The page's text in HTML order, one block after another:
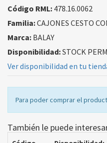
Código RML: 478.16.0062
Familia:CAJONES CESTO
Marca: BALAY
Disponibilidad:STOCK
Ver disponibilidad en tu
Para poder comprar el
También le puede